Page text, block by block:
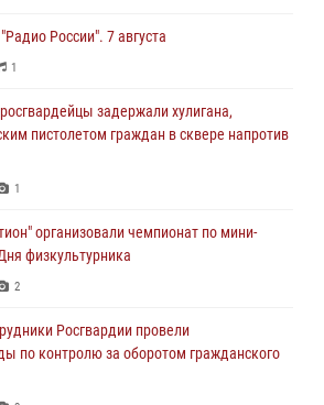
России". 7 августа
1
задержали хулигана,
пистолетом граждан в сквере напротив
1
организовали чемпионат по мини-
физкультурника
2
Росгвардии провели
по контролю за оборотом гражданского